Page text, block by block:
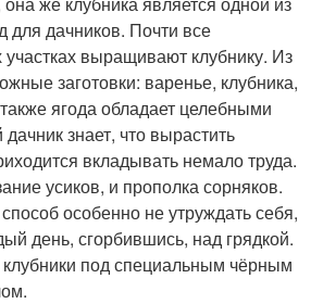
дачников. Почти все
участках выращивают клубнику. Из
заготовки: варенье, клубника,
ягода обладает целебными
знает, что вырастить
вкладывать немало труда.
усиков, и прополка сорняков.
особенно не утруждать себя,
день, сгорбившись, над грядкой.
под специальным чёрным